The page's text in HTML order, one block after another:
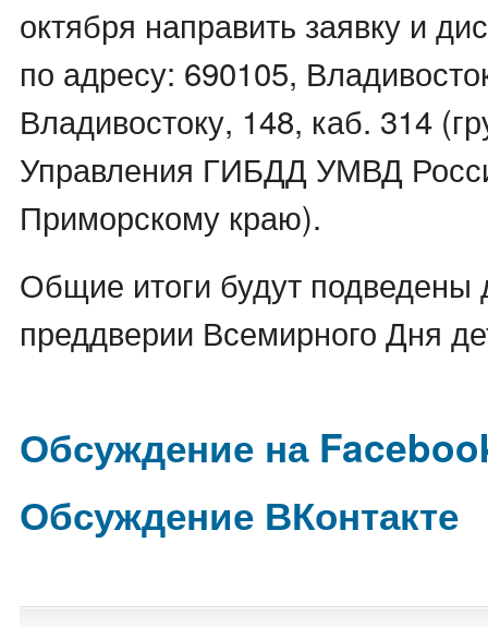
октября направить заявку и
по адресу: 690105,
Владивостоку, 148, каб. 314
Управления ГИБДД УМВД
Приморскому краю).
Общие итоги будут
преддверии Всемирного Дня
Обсуждение на
Обсуждение ВКонтакте